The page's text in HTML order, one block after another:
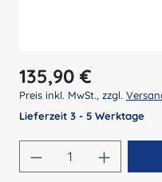
Regulärer Preis:
135,90 €
Preis inkl. MwSt., zzgl.
Lieferzeit 3 - 5 Werktage
Produkt Anzahl: